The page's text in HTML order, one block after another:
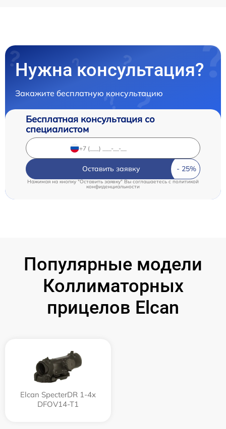
Нужна консультация?
Закажите бесплатную консультацию
Бесплатная консультация со
специалистом
Оставить заявку
Нажимая на кнопку "Оставить заявку" Вы соглашаетесь c политикой
конфиденциальности
Популярные модели
Коллиматорных
прицелов Elcan
Elcan SpecterDR 1-4x
DFOV14-T1